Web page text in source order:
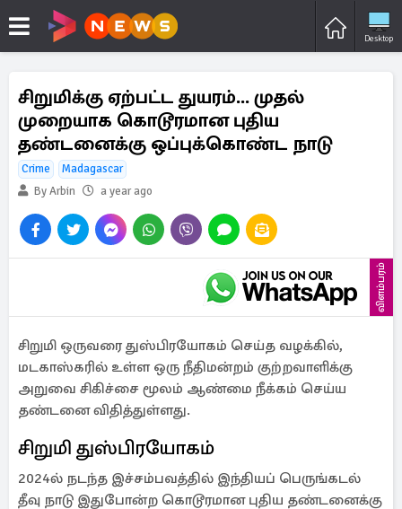
Desktop
சிறுமிக்கு ஏற்பட்ட துயரம்... முதல்
முறையாக கொடூரமான புதிய
தண்டனைக்கு ஒப்புக்கொண்ட நாடு
Crime
Madagascar
By Arbin
a year ago
விளம்பரம்
சிறுமி ஒருவரை துஸ்பிரயோகம் செய்த வழக்கில்,
மடகாஸ்கரில் உள்ள ஒரு நீதிமன்றம் குற்றவாளிக்கு
அறுவை சிகிச்சை மூலம் ஆண்மை நீக்கம் செய்ய
தண்டனை விதித்துள்ளது.
சிறுமி துஸ்பிரயோகம்
2024ல் நடந்த இச்சம்பவத்தில் இந்தியப் பெருங்கடல்
தீவு நாடு இதுபோன்ற கொடூரமான புதிய தண்டனைக்கு